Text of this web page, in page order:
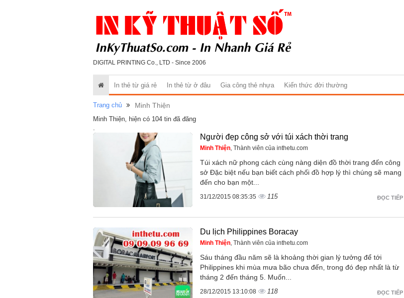
DIGITAL PRINTING Co., LTD - Since 2006
In thẻ từ giá rẻ In thẻ từ ở đâu Gia công thẻ nhựa Kiến thức đời thường
Trang chủ Minh Thiện
Minh Thiện, hiện có 104 tin đã đăng
Người đẹp công sở với túi xách thời trang
Minh Thiện , Thành viên của inthetu.com
Túi xách nữ phong cách cùng nàng diện đồ thời trang đến công
sở Đặc biệt nếu bạn biết cách phối đồ hợp lý thì chúng sẽ mang
đến cho bạn một...
ĐỌC TIẾP
31/12/2015 08:35:35 115
Du lịch Philippines Boracay
Minh Thiện , Thành viên của inthetu.com
Sáu tháng đầu năm sẽ là khoảng thời gian lý tưởng để tới
Philippines khi mùa mưa bão chưa đến, trong đó đẹp nhất là từ
tháng 2 đến tháng 5. Muốn...
ĐỌC TIẾP
28/12/2015 13:10:08 118